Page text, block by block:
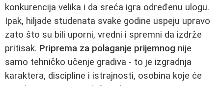
konkurencija velika i da sreća igra određenu ulogu.
Ipak, hiljade studenata svake godine uspeju upravo
zato što su bili uporni, vredni i spremni da izdrže
pritisak. Priprema za polaganje prijemnog nije
samo tehničko učenje gradiva - to je izgradnja
karaktera, discipline i istrajnosti, osobina koje će